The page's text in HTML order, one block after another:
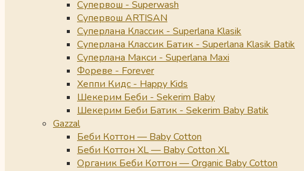
Супервош - Superwash
Супервош ARTISAN
Суперлана Классик - Superlana Klasik
Суперлана Классик Батик - Superlana Klasik Batik
Суперлана Макси - Superlana Maxi
Фореве - Forever
Хеппи Кидс - Happy Kids
Шекерим Беби - Sekerim Baby
Шекерим Беби Батик - Sekerim Baby Batik
Gazzal
Беби Коттон — Baby Cotton
Беби Коттон XL — Baby Cotton XL
Органик Беби Коттон — Organic Baby Cotton